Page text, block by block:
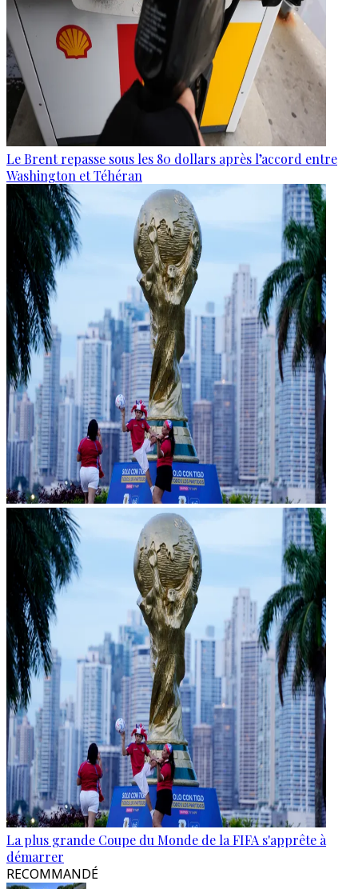
Le Brent repasse sous les 80 dollars après l’accord entre
Washington et Téhéran
La plus grande Coupe du Monde de la FIFA s'apprête à
démarrer
RECOMMANDÉ